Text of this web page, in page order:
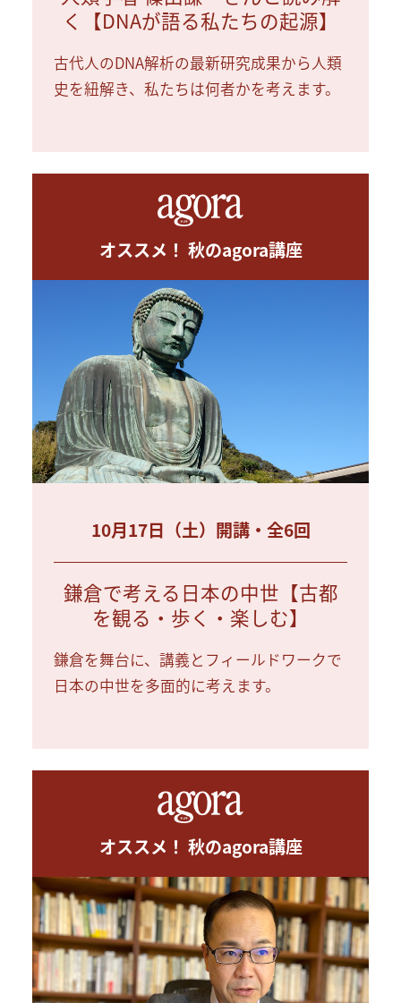
く【DNAが語る私たちの起源】
古代人のDNA解析の最新研究成果から人類
史を紐解き、私たちは何者かを考えます。
オススメ！ 秋のagora講座
10月17日（土）開講・全6回
鎌倉で考える日本の中世【古都
を観る・歩く・楽しむ】
鎌倉を舞台に、講義とフィールドワークで
日本の中世を多面的に考えます。
オススメ！ 秋のagora講座